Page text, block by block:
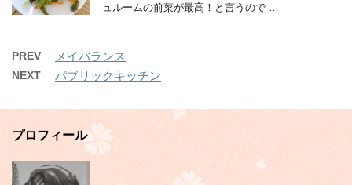
ュルームの前菜が最高！と言うので …
PREV メイバランス
NEXT パブリックキッチン
プロフィール